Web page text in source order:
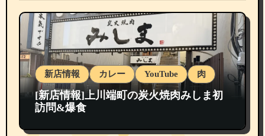
新店情報 カレー YouTube 肉
[新店情報]上川端町の炭火焼肉みしま初
訪問&爆食